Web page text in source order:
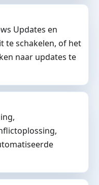
Updates en
te schakelen, of het
naar updates te